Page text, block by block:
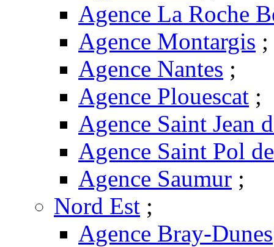
Agence La Roche
Agence Montargis ;
Agence Nantes ;
Agence Plouescat ;
Agence Saint Jean
Agence Saint Pol
Agence Saumur ;
Nord Est ;
Agence Bray-Dunes